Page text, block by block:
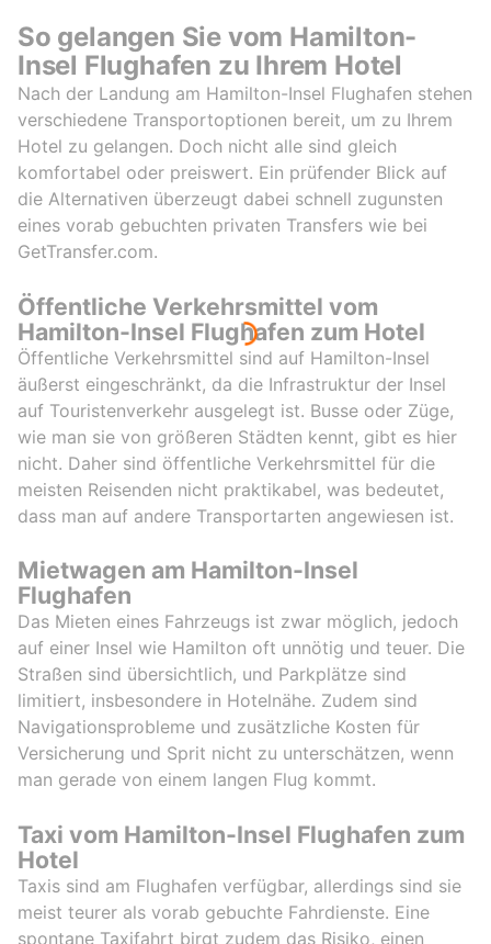
So gelangen Sie vom Hamilton-
Insel Flughafen zu Ihrem Hotel
Nach der Landung am Hamilton-Insel Flughafen stehen
verschiedene Transportoptionen bereit, um zu Ihrem
Hotel zu gelangen. Doch nicht alle sind gleich
komfortabel oder preiswert. Ein prüfender Blick auf
die Alternativen überzeugt dabei schnell zugunsten
eines vorab gebuchten privaten Transfers wie bei
GetTransfer.com.
Öffentliche Verkehrsmittel vom
Hamilton-Insel Flughafen zum Hotel
Öffentliche Verkehrsmittel sind auf Hamilton-Insel
äußerst eingeschränkt, da die Infrastruktur der Insel
auf Touristenverkehr ausgelegt ist. Busse oder Züge,
wie man sie von größeren Städten kennt, gibt es hier
nicht. Daher sind öffentliche Verkehrsmittel für die
meisten Reisenden nicht praktikabel, was bedeutet,
dass man auf andere Transportarten angewiesen ist.
Mietwagen am Hamilton-Insel
Flughafen
Das Mieten eines Fahrzeugs ist zwar möglich, jedoch
auf einer Insel wie Hamilton oft unnötig und teuer. Die
Straßen sind übersichtlich, und Parkplätze sind
limitiert, insbesondere in Hotelnähe. Zudem sind
Navigationsprobleme und zusätzliche Kosten für
Versicherung und Sprit nicht zu unterschätzen, wenn
man gerade von einem langen Flug kommt.
Taxi vom Hamilton-Insel Flughafen zum
Hotel
Taxis sind am Flughafen verfügbar, allerdings sind sie
meist teurer als vorab gebuchte Fahrdienste. Eine
spontane Taxifahrt birgt zudem das Risiko, einen